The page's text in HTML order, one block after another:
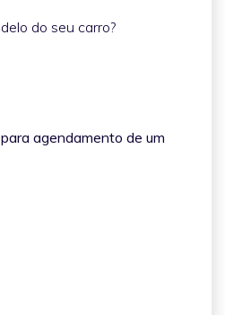
do seu carro?
agendamento de um